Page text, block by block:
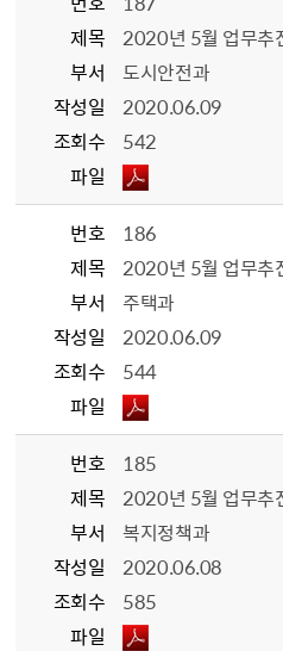
제목
2020년 5월 업무추
부서
도시안전과
작성일
2020.06.09
조회수
542
파일
번호
186
제목
2020년 5월 업무추
부서
주택과
작성일
2020.06.09
조회수
544
파일
번호
185
제목
2020년 5월 업무추
부서
복지정책과
작성일
2020.06.08
조회수
585
파일